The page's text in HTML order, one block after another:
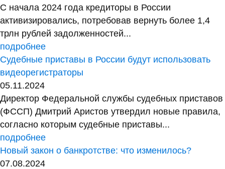
С начала 2024 года кредиторы в России
активизировались, потребовав вернуть более 1,4
трлн рублей задолженностей...
подробнее
Судебные приставы в России будут использовать
видеорегистраторы
05.11.2024
Директор Федеральной службы судебных приставов
(ФССП) Дмитрий Аристов утвердил новые правила,
согласно которым судебные приставы...
подробнее
Новый закон о банкротстве: что изменилось?
07.08.2024